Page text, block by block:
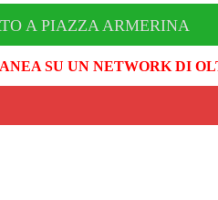
A PIAZZA ARMERINA
SU UN NETWORK DI